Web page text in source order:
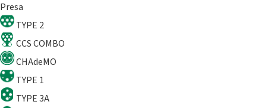
Presa
TYPE 2
CCS COMBO
CHAdeMO
TYPE 1
TYPE 3A